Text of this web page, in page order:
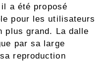
a été proposé
pour les utilisateurs
plus grand. La dalle
par sa large
reproduction